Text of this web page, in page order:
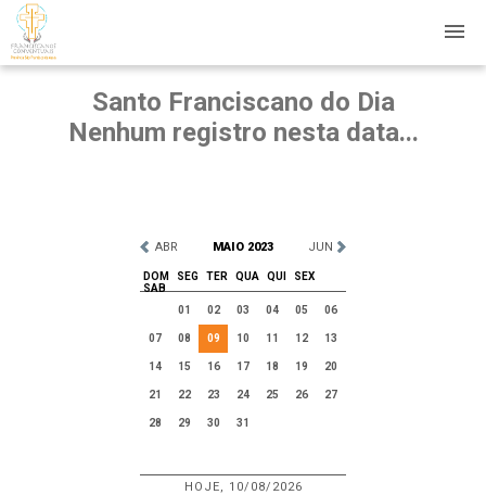
Santo Franciscano do Dia
Nenhum registro nesta data...
ABR MAIO 2023 JUN
DOM SEG TER QUA QUI
SEX
SAB
01
02 03 04 05 06
07 08 09 10 11 12 13
14 15 16 17 18 19 20
21 22 23 24 25 26 27
28 29 30 31
HOJE, 10/08/2026